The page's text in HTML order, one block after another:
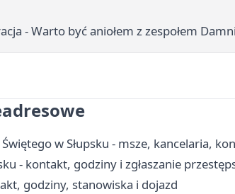
- Warto być aniołem z zespołem
w Słupsku - msze, kancelaria,
- kontakt, godziny i zgłaszanie
godziny, stanowiska i dojazd